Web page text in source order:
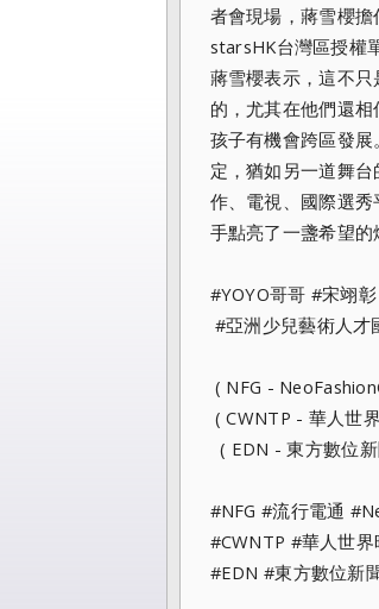
者會現場，蔣雪櫻
starsHK台灣區授權
蔣雪櫻表示，這不
的，尤其在他們還
孩子有機會跨區發
定，猶如另一道舞
作、電視、國際選
手點亮了一盞希望的
#YOYO哥哥 #宋翊
#亞洲少兒藝術人才
( NFG -
( CWNTP - 華人世
( EDN - 東方數位
#NFG #流行電通
#CWNTP #華人世
#EDN #東方數位